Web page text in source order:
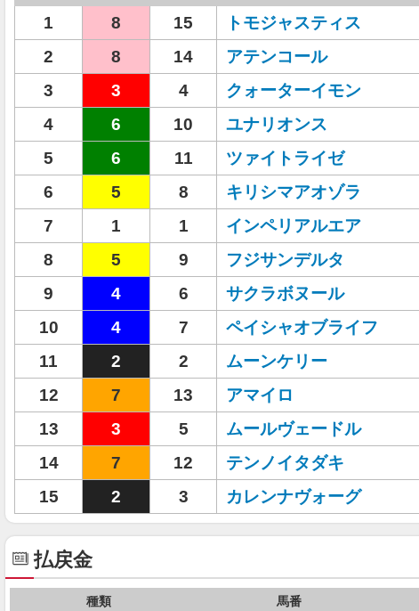
1 8 15 トモジャスティス
2
8 14 アテンコール
3
3 4 クォーターイモン
4
6 10 ユナリオンス
5
6 11 ツァイトライゼ
6
5 8 キリシマアオゾラ
7
1 1 インペリアルエア
8
5 9 フジサンデルタ
9
4 6 サクラボヌール
10
4 7 ペイシャオブライフ
11
2 2 ムーンケリー
12
7 13 アマイロ
13
3 5 ムールヴェードル
14
7 12 テンノイタダキ
15
2 3 カレンナヴォーグ
払戻金
種類 馬番